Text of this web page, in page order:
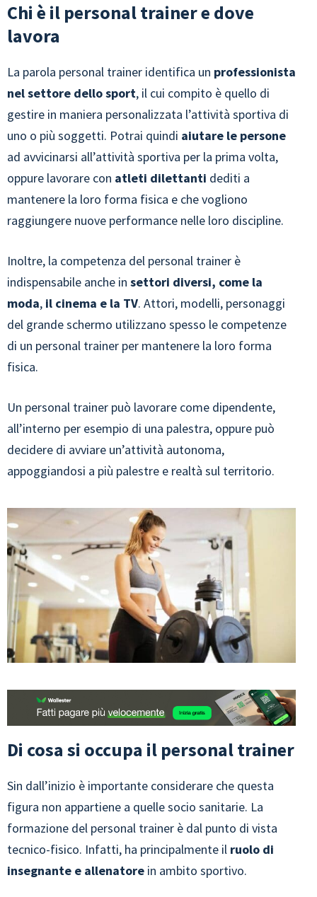
Chi è il personal trainer e dove
lavora
La parola personal trainer identifica un professionista
nel settore dello sport, il cui compito è quello di
gestire in maniera personalizzata l’attività sportiva di
uno o più soggetti. Potrai quindi aiutare le persone
ad avvicinarsi all’attività sportiva per la prima volta,
oppure lavorare con atleti dilettanti dediti a
mantenere la loro forma fisica e che vogliono
raggiungere nuove performance nelle loro discipline.
Inoltre, la competenza del personal trainer è
indispensabile anche in settori diversi, come la
moda, il cinema e la TV. Attori, modelli, personaggi
del grande schermo utilizzano spesso le competenze
di un personal trainer per mantenere la loro forma
fisica.
Un personal trainer può lavorare come dipendente,
all’interno per esempio di una palestra, oppure può
decidere di avviare un’attività autonoma,
appoggiandosi a più palestre e realtà sul territorio.
Di cosa si occupa il personal trainer
Sin dall’inizio è importante considerare che questa
figura non appartiene a quelle socio sanitarie. La
formazione del personal trainer è dal punto di vista
tecnico-fisico. Infatti, ha principalmente il ruolo di
insegnante e allenatore in ambito sportivo.